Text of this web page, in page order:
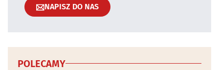
NAPISZ DO NAS
POLECAMY